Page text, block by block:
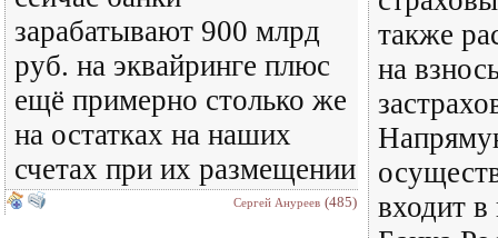
зарабатывают 900 млрд
руб. на эквайринге плюс
ещё примерно столько же
на остатках на наших
счетах при их размещении
Сергей Ануреев (485)
также
на
входит